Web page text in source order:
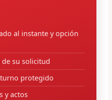
al instante y opción
su solicitud
protegido
y actos